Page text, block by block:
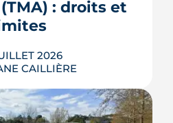
L'ARTICLE
: droits et
2026
CAILLIÈRE